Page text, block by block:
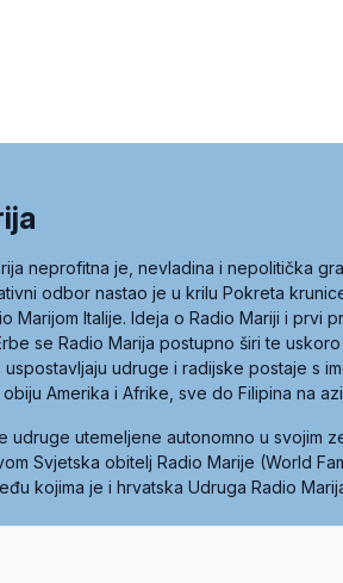
neprofitna je, nevladina i nepolitička
odbor nastao je u krilu Pokreta
Marijom Italije. Ideja o Radio Mariji i prvi
se Radio Marija postupno širi te
udruge i radijske postaje s
Amerika i Afrike, sve do Filipina na
udruge utemeljene autonomno u svojim
Svjetska obitelj Radio Marije (World
kojima je i hrvatska Udruga Radio